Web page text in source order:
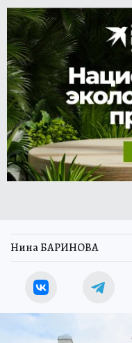
Нина БАРИНОВА